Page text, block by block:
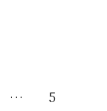
… 5